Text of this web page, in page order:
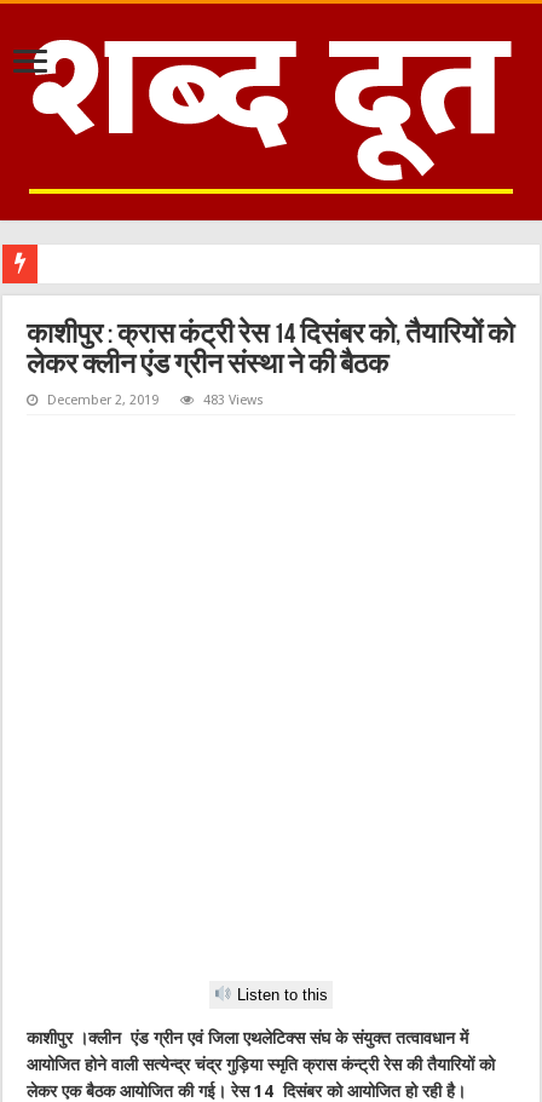
काशीपुर : क्रास कंट्री रेस 14 दिसंबर को, तैयारियों को
लेकर क्लीन एंड ग्रीन संस्था ने की बैठक
December 2, 2019 483 Views
Listen to this
काशीपुर ।क्लीन एंड ग्रीन एवं जिला एथलेटिक्स संघ के संयुक्त तत्वावधान में
आयोजित होने वाली सत्येन्द्र चंद्र गुड़िया स्मृति क्रास कंन्ट्री रेस की तैयारियों को
लेकर एक बैठक आयोजित की गई। रेस 14 दिसंबर को आयोजित हो रही है।